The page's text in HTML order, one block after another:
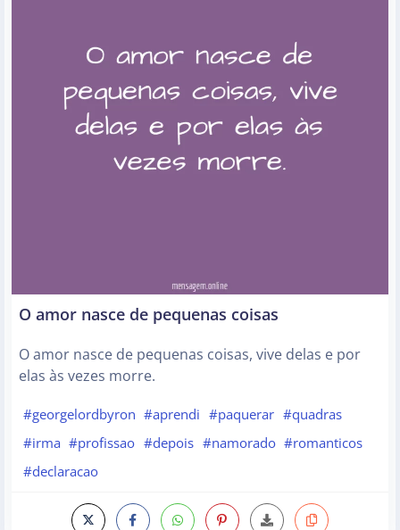
O amor nasce de pequenas coisas
O amor nasce de pequenas coisas, vive delas e por
elas às vezes morre.
#georgelordbyron #aprendi #paquerar #quadras
#irma #profissao #depois #namorado #romanticos
#declaracao